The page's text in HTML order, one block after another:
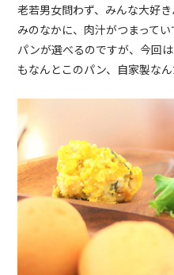
老若男女問わず、みんな大好き
みのなかに、肉汁がつまってい
パンが選べるのですが、今回
もなんとこのパン、自家製なん